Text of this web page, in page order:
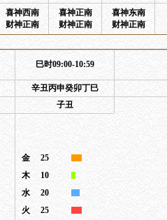
喜神西南
财神正南
喜神正南
财神正南
喜神东南
财神正南
巳时09:00-10:59
辛丑丙申癸卯丁巳
子丑
金
25
木
10
水
20
火
25